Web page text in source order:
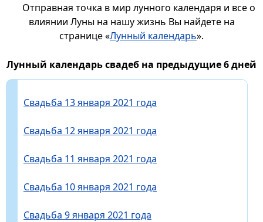
Отправная точка в мир лунного календаря и все о
влиянии Луны на нашу жизнь Вы найдете на
странице «Лунный календарь».
Лунный календарь свадеб на предыдущие 6 дней
Свадьба 13 января 2021 года
Свадьба 12 января 2021 года
Свадьба 11 января 2021 года
Свадьба 10 января 2021 года
Свадьба 9 января 2021 года